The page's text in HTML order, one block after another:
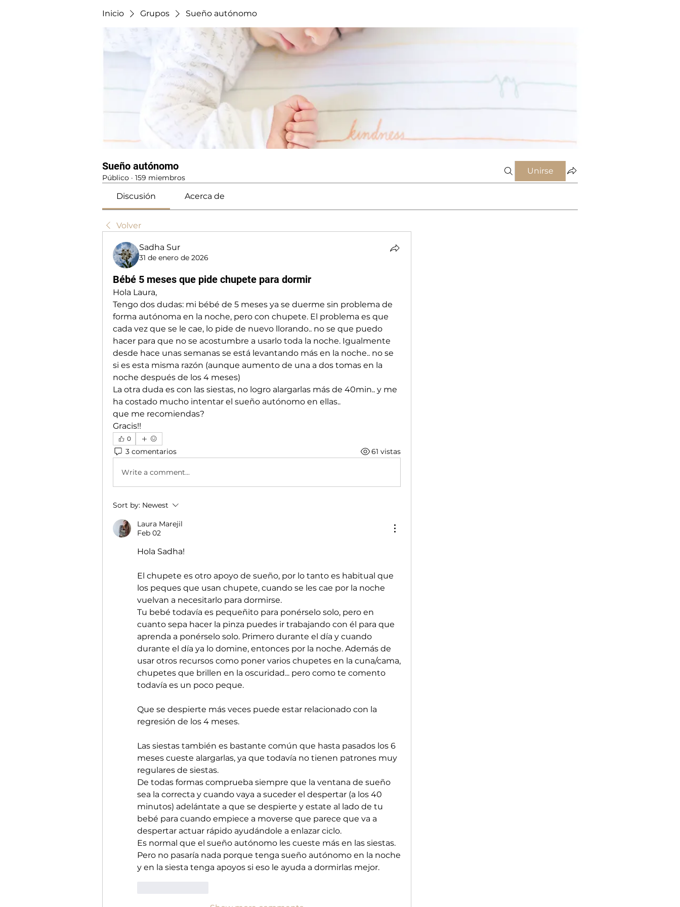
Inicio Grupos Sueño autónomo
Sueño autónomo
Público · 159 miembros
Unirse
Discusión Acerca de
Volver
Sadha Sur
31 de enero de 2026
Bébé 5 meses que pide chupete para dormir
Hola Laura,
Tengo dos dudas: mi bébé de 5 meses ya se duerme sin problema de
forma autónoma en la noche, pero con chupete. El problema es que
cada vez que se le cae, lo pide de nuevo llorando.. no se que puedo
hacer para que no se acostumbre a usarlo toda la noche. Igualmente
desde hace unas semanas se está levantando más en la noche.. no se
si es esta misma razón (aunque aumento de una a dos tomas en la
noche después de los 4 meses)
La otra duda es con las siestas, no logro alargarlas más de 40min.. y me
ha costado mucho intentar el sueño autónomo en ellas..
que me recomiendas?
Gracis!!
0
3 comentarios 61 vistas
Write a comment...
Sort by: Newest
Laura Marejil
Feb 02
Hola Sadha!
El chupete es otro apoyo de sueño, por lo tanto es habitual que
los peques que usan chupete, cuando se les cae por la noche
vuelvan a necesitarlo para dormirse.
Tu bebé todavía es pequeñito para ponérselo solo, pero en
cuanto sepa hacer la pinza puedes ir trabajando con él para que
aprenda a ponérselo solo. Primero durante el día y cuando
durante el día ya lo domine, entonces por la noche. Además de
usar otros recursos como poner varios chupetes en la cuna/cama,
chupetes que brillen en la oscuridad... pero como te comento
todavía es un poco peque.
Que se despierte más veces puede estar relacionado con la
regresión de los 4 meses.
Las siestas también es bastante común que hasta pasados los 6
meses cueste alargarlas, ya que todavía no tienen patrones muy
regulares de siestas.
De todas formas comprueba siempre que la ventana de sueño
sea la correcta y cuando vaya a suceder el despertar (a los 40
minutos) adelántate a que se despierte y estate al lado de tu
bebé para cuando empiece a moverse que parece que va a
despertar actuar rápido ayudándole a enlazar ciclo.
Es normal que el sueño autónomo les cueste más en las siestas.
Pero no pasaría nada porque tenga sueño autónomo en la noche
y en la siesta tenga apoyos si eso le ayuda a dormirlas mejor.